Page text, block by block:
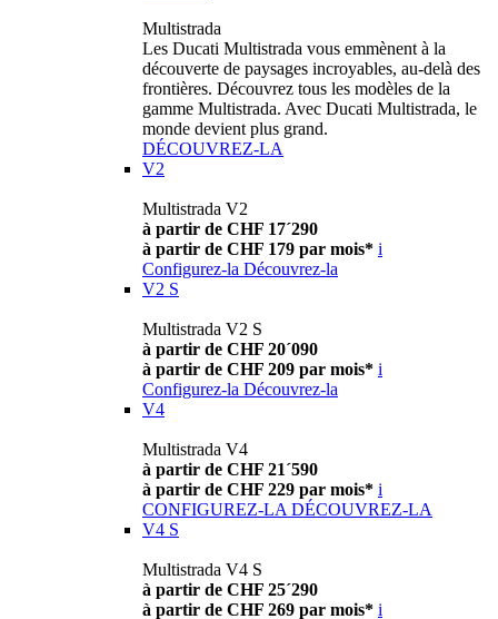
Multistrada
Les Ducati Multistrada vous emmènent à la
découverte de paysages incroyables, au-delà des
frontières. Découvrez tous les modèles de la
gamme Multistrada. Avec Ducati Multistrada, le
monde devient plus grand.
DÉCOUVREZ-LA
V2
Multistrada V2
à partir de CHF 17´290
à partir de CHF 179 par mois* i
Configurez-la Découvrez-la
V2 S
Multistrada V2 S
à partir de CHF 20´090
à partir de CHF 209 par mois* i
Configurez-la Découvrez-la
V4
Multistrada V4
à partir de CHF 21´590
à partir de CHF 229 par mois* i
CONFIGUREZ-LA DÉCOUVREZ-LA
V4 S
Multistrada V4 S
à partir de CHF 25´290
à partir de CHF 269 par mois* i